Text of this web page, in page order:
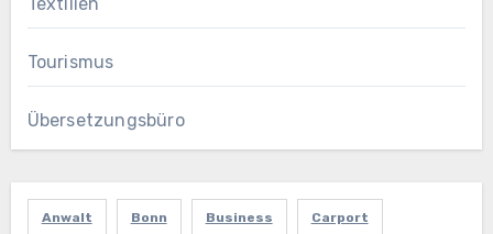
Tourismus
Übersetzungsbüro
Anwalt Bonn Business Carport